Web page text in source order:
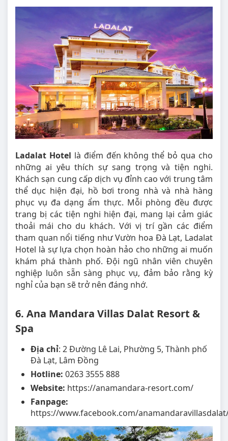
Ladalat Hotel là điểm đến không thể bỏ qua cho
những ai yêu thích sự sang trọng và tiện nghi.
Khách sạn cung cấp dịch vụ đỉnh cao với trung tâm
thể dục hiện đại, hồ bơi trong nhà và nhà hàng
phục vụ đa dạng ẩm thực. Mỗi phòng đều được
trang bị các tiện nghi hiện đại, mang lại cảm giác
thoải mái cho du khách. Với vị trí gần các điểm
tham quan nổi tiếng như Vườn hoa Đà Lạt, Ladalat
Hotel là sự lựa chọn hoàn hảo cho những ai muốn
khám phá thành phố. Đội ngũ nhân viên chuyên
nghiệp luôn sẵn sàng phục vụ, đảm bảo rằng kỳ
nghỉ của bạn sẽ trở nên đáng nhớ.
6. Ana Mandara Villas Dalat Resort &
Spa
Địa chỉ: 2 Đường Lê Lai, Phường 5, Thành phố
Đà Lạt, Lâm Đồng
Hotline: 0263 3555 888
Website: https://anamandara-resort.com/
Fanpage:
https://www.facebook.com/